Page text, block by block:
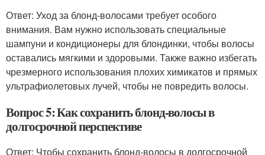
Ответ: Уход за блонд-волосами требует особого
внимания. Вам нужно использовать специальные
шампуни и кондиционеры для блондинки, чтобы волосы
оставались мягкими и здоровыми. Также важно избегать
чрезмерного использования плохих химикатов и прямых
ультрафиолетовых лучей, чтобы не повредить волосы.
Вопрос 5: Как сохранить блонд-волосы в
долгосрочной перспективе
Ответ: Чтобы сохранить блонд-волосы в долгосрочной